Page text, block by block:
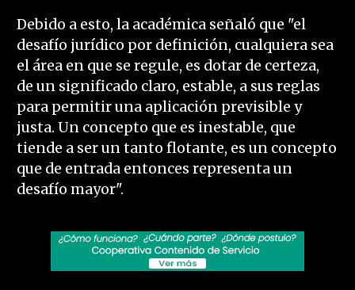
Debido a esto, la académica señaló que "el
desafío jurídico por definición, cualquiera sea
el área en que se regule, es dotar de certeza,
de un significado claro, estable, a sus reglas
para permitir una aplicación previsible y
justa. Un concepto que es inestable, que
tiende a ser un tanto flotante, es un concepto
que de entrada entonces representa un
desafío mayor".